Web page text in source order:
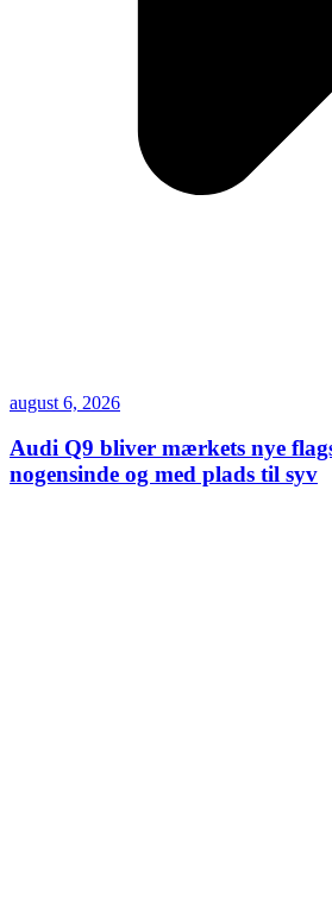
august 6, 2026
Audi Q9 bliver mærkets nye
nogensinde og med plads til syv